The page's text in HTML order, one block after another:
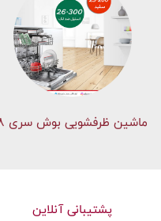
ماشین ظرفشویی بوش سری 8
پشتیبانی آنلاین